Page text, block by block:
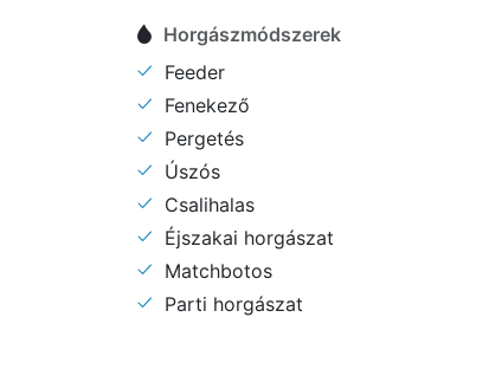
Horgászmódszerek
Feeder
Fenekező
Pergetés
Úszós
Csalihalas
Éjszakai horgászat
Matchbotos
Parti horgászat